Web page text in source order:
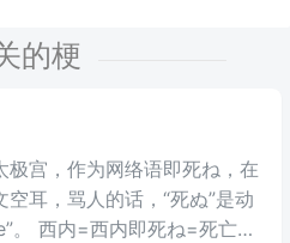
的梗
宫，作为网络语即死ね，在
耳，骂人的话，“死ぬ”是动
。 西内=西内即死ね=死亡主